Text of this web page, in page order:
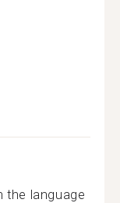
the language